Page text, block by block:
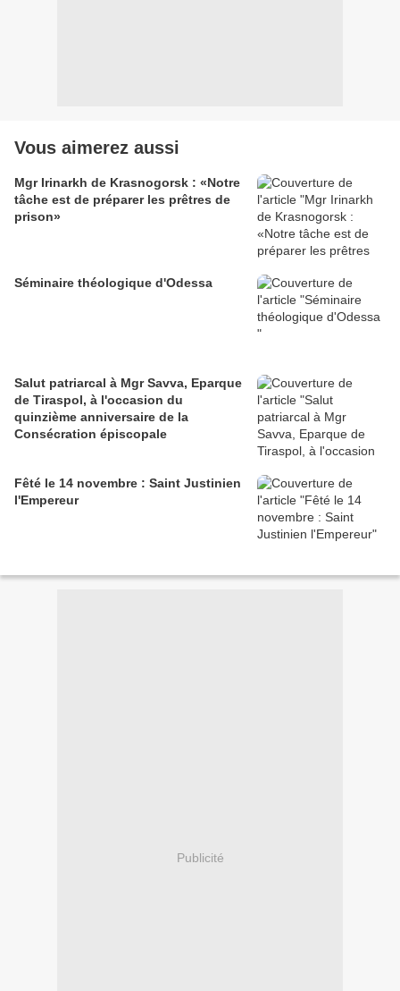
Vous aimerez aussi
Mgr Irinarkh de Krasnogorsk : «Notre
tâche est de préparer les prêtres de
prison»
Séminaire théologique d'Odessa
Salut patriarcal à Mgr Savva, Eparque
de Tiraspol, à l'occasion du
quinzième anniversaire de la
Consécration épiscopale
Fêté le 14 novembre : Saint Justinien
l'Empereur
Publicité